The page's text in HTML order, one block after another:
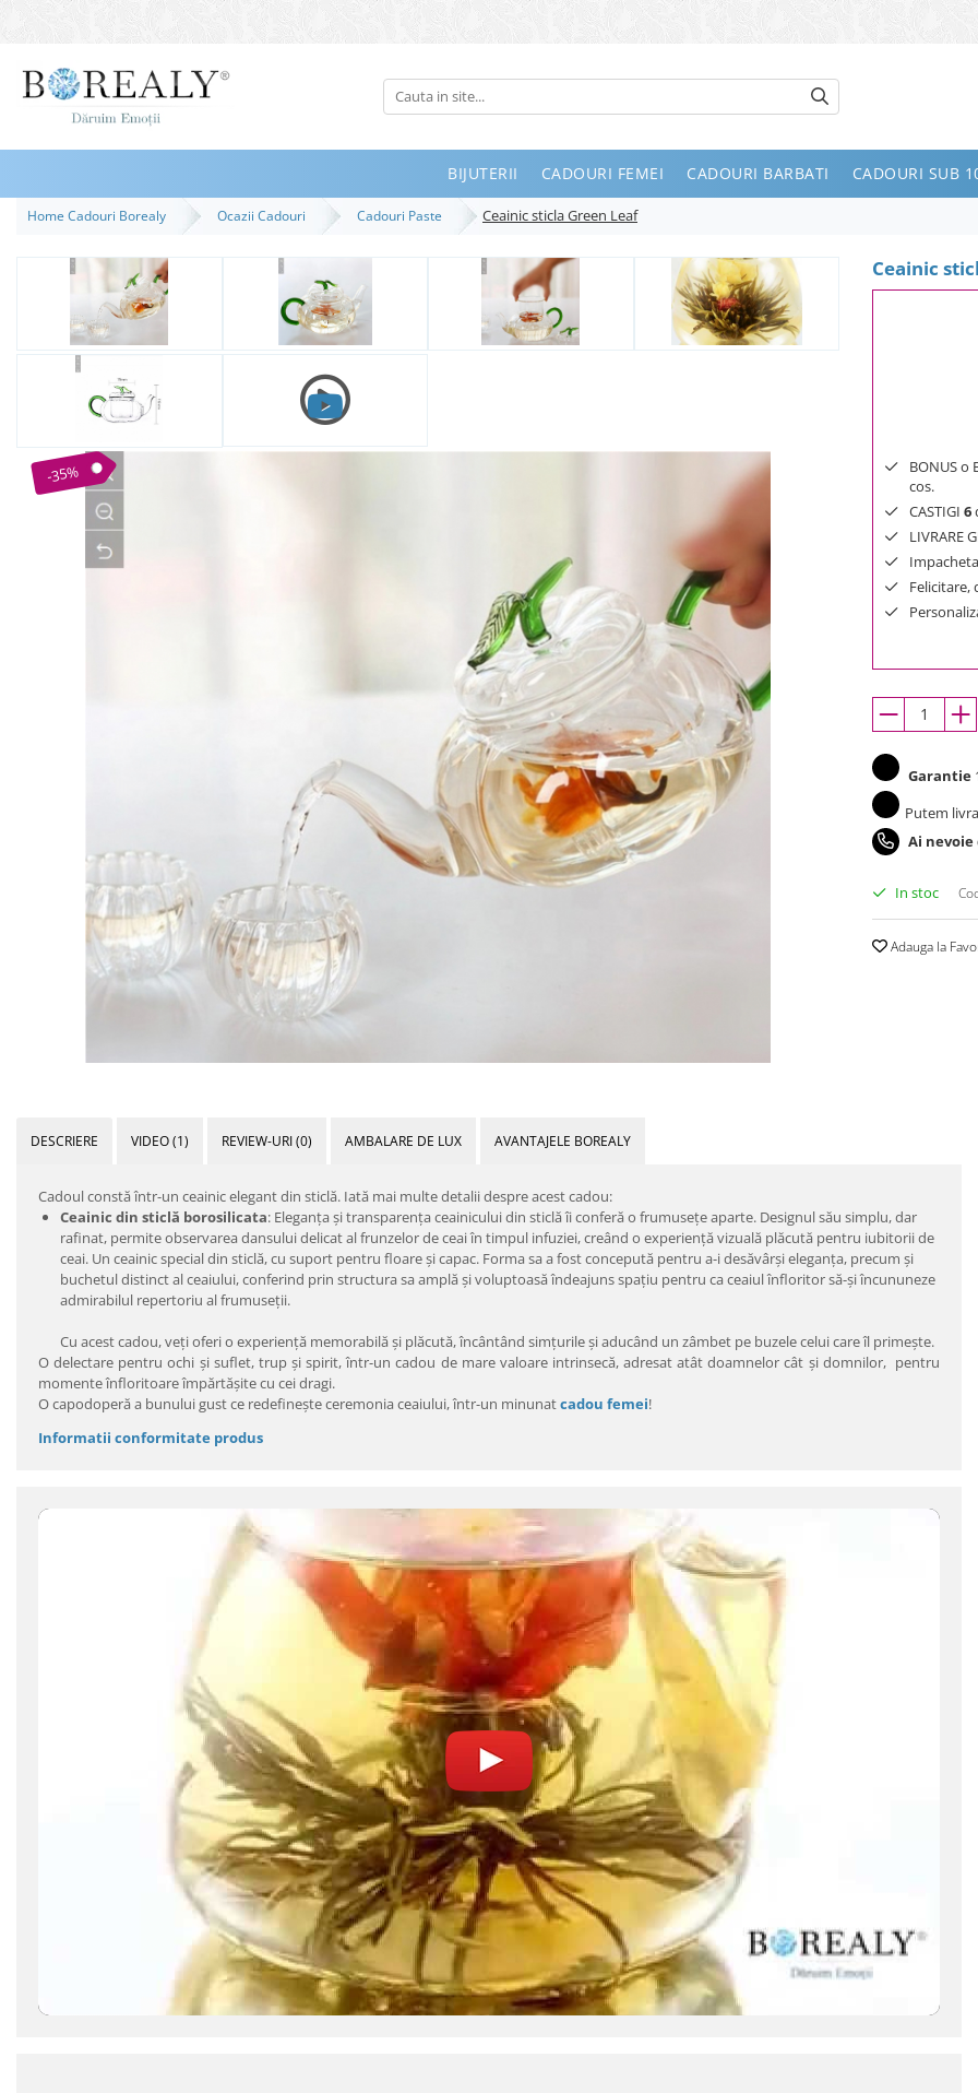
Bijuterii
Inele
Bratari
Coliere
Bijuterii Femei
Bijuterii Copii
Bijuterii Mirese
300 Lei - 500 Lei
500 Lei - 1000 Lei
1000 Lei +
BIJUTERII CADOURI FEMEI CADOURI BARBATI CADOURI SUB
Home Cadouri Borealy Ocazii Cadouri Cadouri Paste Ceainic sticla Green Leaf
Ceainic
-35%
BONUS o
cos.
CASTIGI 6
LIVRARE
Felicitare,
Garantie
Putem
Ai
In stoc
Adauga la
DESCRIERE VIDEO(1) REVIEW-URI(0) AMBALARE DE LUX AVANTAJELE BOREALY
Cadoul constă într-un ceainic elegant din sticlă. Iată mai multe detalii despre acest cadou:
Ceainic din sticlă borosilicata: Eleganța și transparența ceainicului din sticlă îi conferă o frumusețe aparte. Designul său simplu, dar
rafinat, permite observarea dansului delicat al frunzelor de ceai în timpul infuziei, creând o experiență vizuală plăcută pentru iubitorii de
ceai. Un ceainic special din sticlă, cu suport pentru floare şi capac. Forma sa a fost concepută pentru a-i desăvârşi eleganţa, precum şi
buchetul distinct al ceaiului, conferind prin structura sa amplă şi voluptoasă îndeajuns spaţiu pentru ca ceaiul înfloritor să-şi încununeze
admirabilul repertoriu al frumuseţii.
Cu acest cadou, veți oferi o experiență memorabilă și plăcută, încântând simțurile și aducând un zâmbet pe buzele celui care îl primește.
O delectare pentru ochi şi suflet, trup şi spirit, într-un cadou de mare valoare intrinsecă, adresat atât doamnelor cât şi domnilor, pentru
momente înfloritoare împărtăşite cu cei dragi.
O capodoperă a bunului gust ce redefineşte ceremonia ceaiului, într-un minunatcadou femei!
Informatii conformitate produs